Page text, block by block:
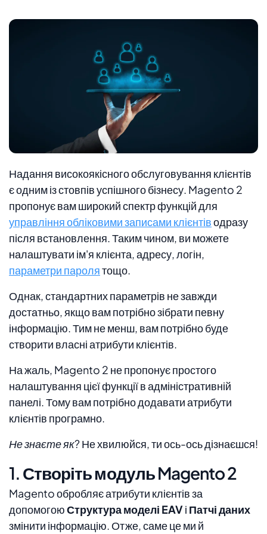
Надання високоякісного обслуговування клієнтів
є одним із стовпів успішного бізнесу. Magento 2
пропонує вам широкий спектр функцій для
управління обліковими записами клієнтіводразу
після встановлення. Таким чином, ви можете
налаштувати ім'я клієнта, адресу, логін,
параметри паролятощо.
Однак, стандартних параметрів не завжди
достатньо, якщо вам потрібно зібрати певну
інформацію. Тим не менш, вам потрібно буде
створити власні атрибути клієнтів.
На жаль, Magento 2 не пропонує простого
налаштування цієї функції в адміністративній
панелі. Тому вам потрібно додавати атрибути
клієнтів програмно.
Не знаєте як?Не хвилюйся, ти ось-ось дізнаєшся!
1. Створіть модуль Magento 2
Magento обробляє атрибути клієнтів за
допомогоюСтруктура моделі EAVі Патчі даних
змінити інформацію. Отже, саме це ми й